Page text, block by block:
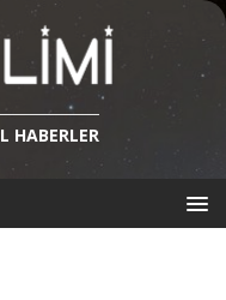
HABERLER